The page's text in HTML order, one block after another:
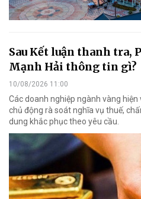
Sau Kết luận thanh tra,
Mạnh Hải thông tin gì?
10/08/2026 11:00
Các doanh nghiệp ngành vàng
chủ động rà soát nghĩa vụ thuế,
dung khắc phục theo yêu cầu.